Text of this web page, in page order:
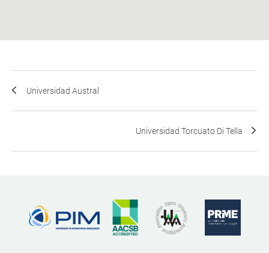
Universidad Austral
Universidad Torcuato Di Tella